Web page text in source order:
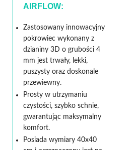
AIRFLOW:
Zastosowany innowacyjny
pokrowiec wykonany z
dzianiny 3D o grubości 4
mm jest trwały, lekki,
puszysty oraz doskonale
przewiewny.
Prosty w utrzymaniu
czystości, szybko schnie,
gwarantując maksymalny
komfort.
Posiada wymiary 40x40